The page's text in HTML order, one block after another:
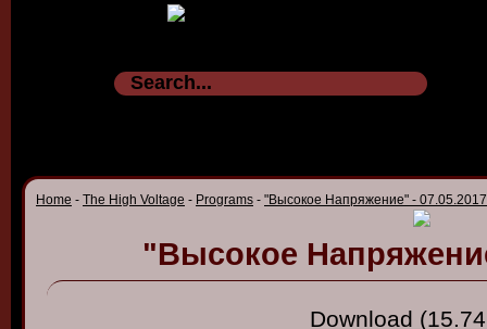
Home - The High Voltage - Programs - "Высокое Напряжение" - 07.05.2017
"Высокое
Download